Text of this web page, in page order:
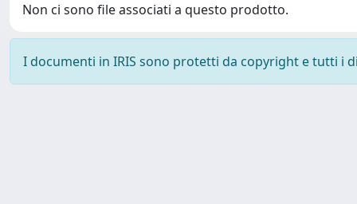
Non ci sono file associati a questo prodotto.
I documenti in IRIS sono protetti da copyright e tutti i